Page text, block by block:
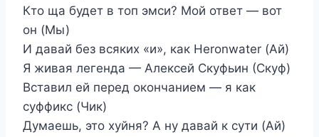
Кто ща будет в топ эмси? Мой ответ — вот
он (Мы)
И давай без всяких «и», как Heronwater (Ай)
Я живая легенда — Алексей Скуфьин (Скуф)
Вставил ей перед окончанием — я как
суффикс (Чик)
Думаешь, это хуйня? А ну давай к сути (Ай)